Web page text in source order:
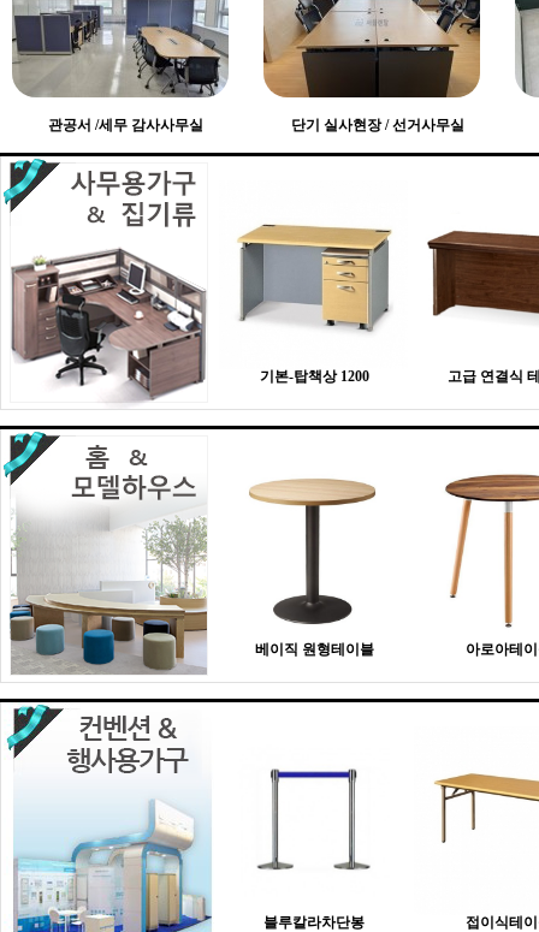
관공서 /세무 감사사무실 단기 실사현장 / 선거사무실
기본-탑책상 1200 고급 연결식
베이직 원형테이블 아로아테
블루칼라차단봉 접이식테